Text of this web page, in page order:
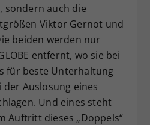
sondern auch die
Viktor Gernot und
beiden werden nur
entfernt, wo sie bei
für beste Unterhaltung
Auslosung eines
Und eines steht
Auftritt dieses „Doppels“